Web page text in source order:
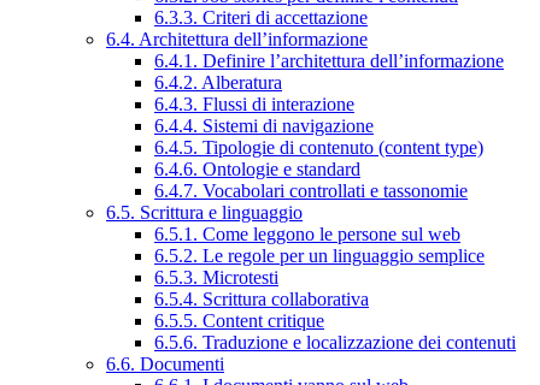
6.3.3. Criteri di accettazione
6.4. Architettura dell’informazione
6.4.1. Definire l’architettura dell’informazione
6.4.2. Alberatura
6.4.3. Flussi di interazione
6.4.4. Sistemi di navigazione
6.4.5. Tipologie di contenuto (content type)
6.4.6. Ontologie e standard
6.4.7. Vocabolari controllati e tassonomie
6.5. Scrittura e linguaggio
6.5.1. Come leggono le persone sul web
6.5.2. Le regole per un linguaggio semplice
6.5.3. Microtesti
6.5.4. Scrittura collaborativa
6.5.5. Content critique
6.5.6. Traduzione e localizzazione dei contenuti
6.6. Documenti